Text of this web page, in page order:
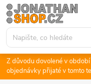
Přejít
na
obsah
Z důvodu dovolené v
objednávky přijaté v tomto